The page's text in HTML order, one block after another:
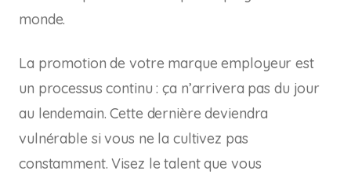
monde.
La promotion de votre marque employeur est
un processus continu : ça n’arrivera pas du jour
au lendemain. Cette dernière deviendra
vulnérable si vous ne la cultivez pas
constamment. Visez le talent que vous